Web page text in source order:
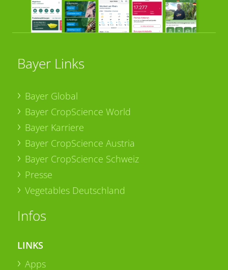
Bayer Links
Bayer Global
Bayer CropScience World
Bayer Karriere
Bayer CropScience Austria
Bayer CropScience Schweiz
Presse
Vegetables Deutschland
Infos
LINKS
Apps